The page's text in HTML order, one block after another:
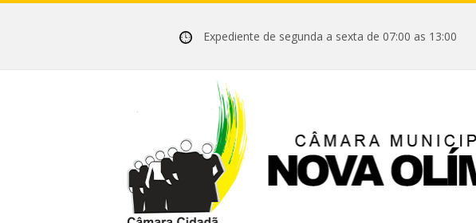
Expediente de segunda a sexta de 07:00 as 13:00